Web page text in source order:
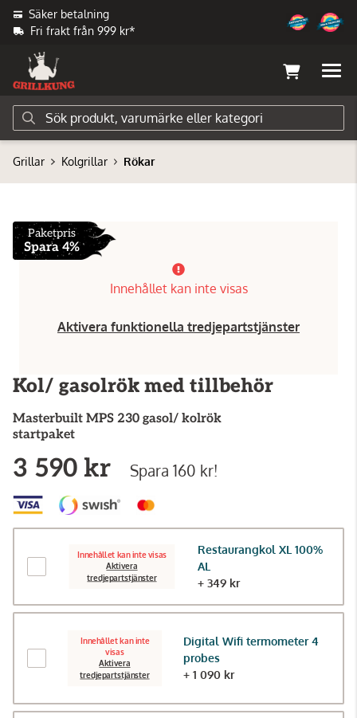
Säker betalning
Fri frakt från 999 kr*
Grillar Kolgrillar Rökar
Paketpris
Spara 4%
Innehållet kan inte visas
Aktivera funktionella tredjepartstjänster
Kol/ gasolrök med tillbehör
Masterbuilt MPS 230 gasol/ kolrök
startpaket
3 590 kr Spara 160 kr!
Innehållet kan inte visas
Aktivera
tredjepartstjänster
Restaurangkol XL 100%
AL
+ 349 kr
Innehållet kan inte
visas
Aktivera
tredjepartstjänster
Digital Wifi termometer 4
probes
+ 1 090 kr